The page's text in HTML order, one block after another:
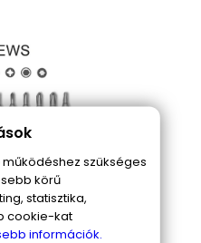
szükséges
körű
statisztika,
cookie-kat
információk.